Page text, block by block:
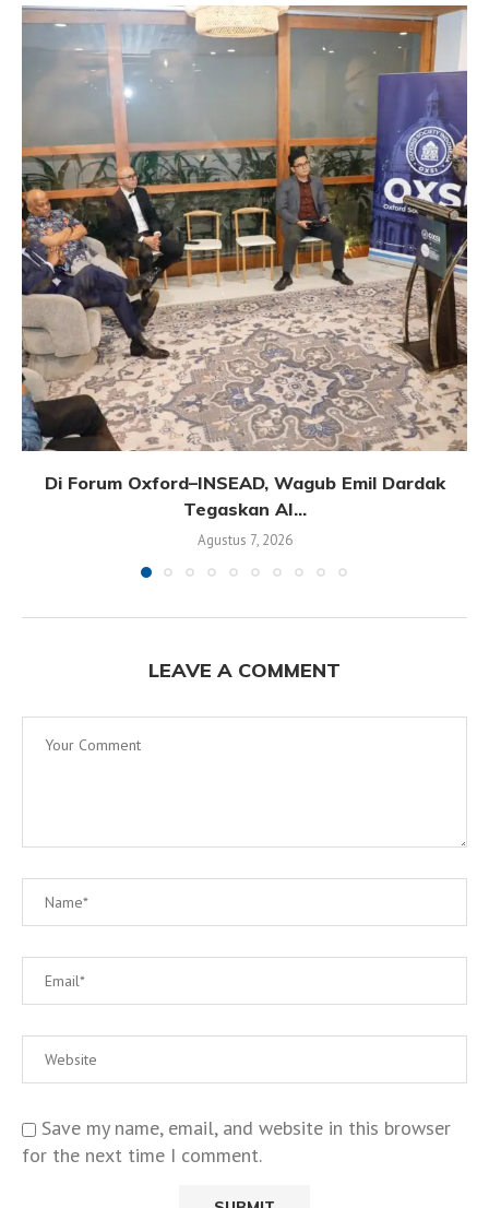
Di Forum Oxford–INSEAD, Wagub Emil Dardak
Tegaskan AI...
Agustus 7, 2026
LEAVE A COMMENT
Save my name, email, and website in this browser
for the next time I comment.